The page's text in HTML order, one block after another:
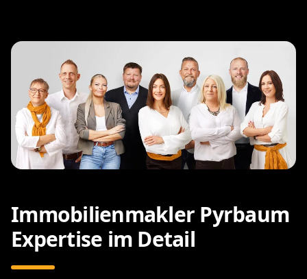
Immobilienmakler Pyrbaum
Expertise im Detail